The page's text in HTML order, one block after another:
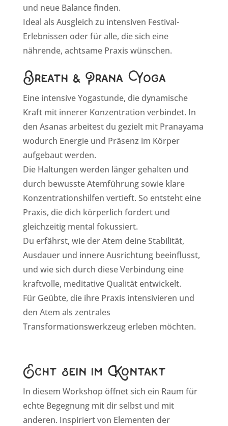
und neue Balance finden.
Ideal als Ausgleich zu intensiven Festival-
Erlebnissen oder für alle, die sich eine
nährende, achtsame Praxis wünschen.
Breath & Prana Yoga
Eine intensive Yogastunde, die dynamische
Kraft mit innerer Konzentration verbindet. In
den Asanas arbeitest du gezielt mit Pranayama
wodurch Energie und Präsenz im Körper
aufgebaut werden.
Die Haltungen werden länger gehalten und
durch bewusste Atemführung sowie klare
Konzentrationshilfen vertieft. So entsteht eine
Praxis, die dich körperlich fordert und
gleichzeitig mental fokussiert.
Du erfährst, wie der Atem deine Stabilität,
Ausdauer und innere Ausrichtung beeinflusst,
und wie sich durch diese Verbindung eine
kraftvolle, meditative Qualität entwickelt.
Für Geübte, die ihre Praxis intensivieren und
den Atem als zentrales
Transformationswerkzeug erleben möchten.
Echt sein im Kontakt
In diesem Workshop öffnet sich ein Raum für
echte Begegnung mit dir selbst und mit
anderen. Inspiriert von Elementen der